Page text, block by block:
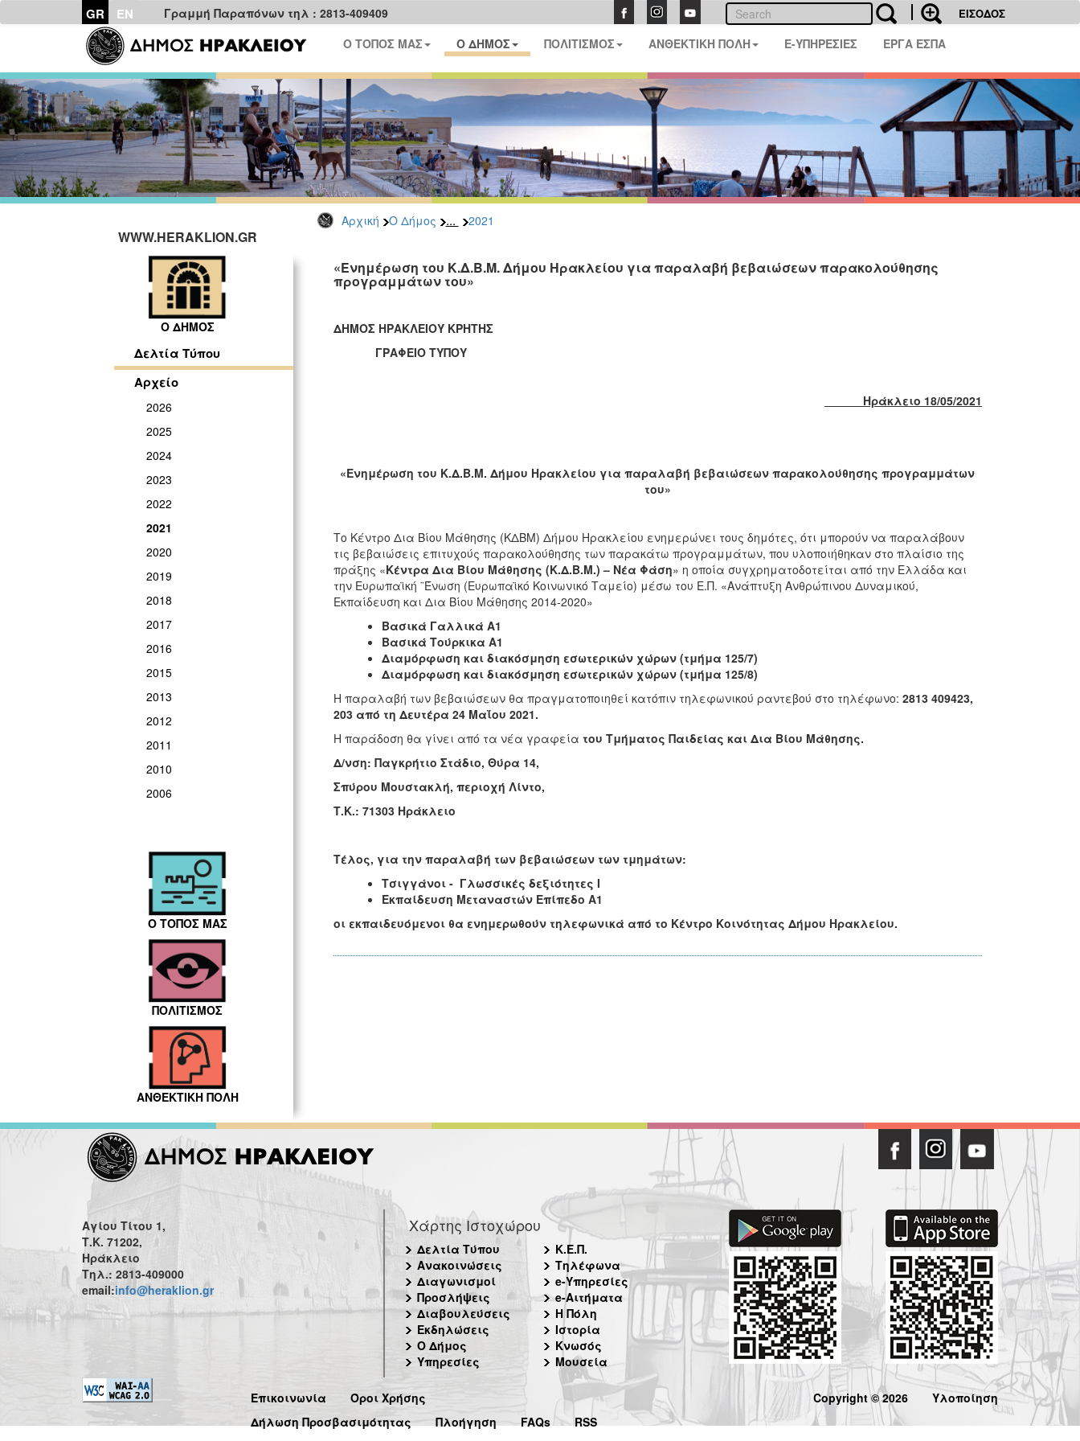
GR EN Γραμμή Παραπόνων τηλ : 2813-409409 ΕΙΣΟΔΟΣ
Ο ΤΟΠΟΣ ΜΑΣ Ο ΔΗΜΟΣ ΠΟΛΙΤΙΣΜΟΣ ΑΝΘΕΚΤΙΚΗ ΠΟΛΗ E-ΥΠΗΡΕΣΙΕΣ ΕΡΓΑ ΕΣΠΑ
Αρχική Ο Δήμος ... 2021
WWW.HERAKLION.GR
Ο ΔΗΜΟΣ
Δελτία Τύπου
Αρχείο
2026
2025
2024
2023
2022
2021
2020
2019
2018
2017
2016
2015
2013
2012
2011
2010
2006
Ο ΤΟΠΟΣ ΜΑΣ
ΠΟΛΙΤΙΣΜΟΣ
ΑΝΘΕΚΤΙΚΗ ΠΟΛΗ
«Ενημέρωση του Κ.Δ.Β.Μ. Δήμου Ηρακλείου για παραλαβή βεβαιώσεων παρακολούθησης
προγραμμάτων του»
ΔΗΜΟΣ ΗΡΑΚΛΕΙΟΥ ΚΡΗΤΗΣ
ΓΡΑΦΕΙΟ ΤΥΠΟΥ
Ηράκλειο 18/05/2021
«Ενημέρωση του Κ.Δ.Β.Μ. Δήμου Ηρακλείου για παραλαβή βεβαιώσεων παρακολούθησης προγραμμάτων
του»
Το Κέντρο Δια Βίου Μάθησης (ΚΔΒΜ) Δήμου Ηρακλείου ενημερώνει τους δημότες, ότι μπορούν να παραλάβουν
τις βεβαιώσεις επιτυχούς παρακολούθησης των παρακάτω προγραμμάτων, που υλοποιήθηκαν στο πλαίσιο της
πράξης «Κέντρα Δια Βίου Μάθησης (Κ.Δ.Β.Μ.) – Νέα Φάση» η οποία συγχρηματοδοτείται από την Ελλάδα και
την Ευρωπαϊκή ¨Ένωση (Ευρωπαϊκό Κοινωνικό Ταμείο) μέσω του Ε.Π. «Ανάπτυξη Ανθρώπινου Δυναμικού,
Εκπαίδευση και Δια Βίου Μάθησης 2014-2020»
Βασικά Γαλλικά Α1
Βασικά Τούρκικα Α1
Διαμόρφωση και διακόσμηση εσωτερικών χώρων (τμήμα 125/7)
Διαμόρφωση και διακόσμηση εσωτερικών χώρων (τμήμα 125/8)
Η παραλαβή των βεβαιώσεων θα πραγματοποιηθεί κατόπιν τηλεφωνικού ραντεβού στο τηλέφωνο: 2813 409423,
203 από τη Δευτέρα 24 Μαΐου 2021.
Η παράδοση θα γίνει από τα νέα γραφεία του Τμήματος Παιδείας και Δια Βίου Μάθησης.
Δ/νση: Παγκρήτιο Στάδιο, Θύρα 14,
Σπύρου Μουστακλή, περιοχή Λίντο,
Τ.Κ.: 71303 Ηράκλειο
Τέλος, για την παραλαβή των βεβαιώσεων των τμημάτων:
Τσιγγάνοι - Γλωσσικές δεξιότητες Ι
Εκπαίδευση Μεταναστών Επίπεδο Α1
οι εκπαιδευόμενοι θα ενημερωθούν τηλεφωνικά από το Κέντρο Κοινότητας Δήμου Ηρακλείου.
Αγίου Τίτου 1,
Τ.Κ. 71202,
Ηράκλειο
Τηλ.: 2813-409000
email:info@heraklion.gr
Χάρτης Ιστοχώρου
Δελτία Τύπου
Ανακοινώσεις
Διαγωνισμοί
Προσλήψεις
Διαβουλεύσεις
Εκδηλώσεις
Ο Δήμος
Υπηρεσίες
Κ.Ε.Π.
Τηλέφωνα
e-Υπηρεσίες
e-Αιτήματα
Η Πόλη
Ιστορία
Κνωσός
Μουσεία
Επικοινωνία
Όροι Χρήσης
Δήλωση Προσβασιμότητας
Πλοήγηση FAQs RSS
Copyright © 2026 Υλοποίηση